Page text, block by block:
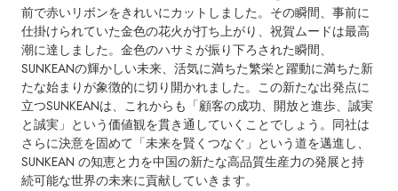
前で赤いリボンをきれいにカットしました。その瞬間、事前に
仕掛けられていた金色の花火が打ち上がり、祝賀ムードは最高
潮に達しました。金色のハサミが振り下ろされた瞬間、
SUNKEANの輝かしい未来、活気に満ちた繁栄と躍動に満ちた新
たな始まりが象徴的に切り開かれました。この新たな出発点に
立つSUNKEANは、これからも「顧客の成功、開放と進歩、誠実
と誠実」という価値観を貫き通していくことでしょう。同社は
さらに決意を固めて「未来を賢くつなぐ」という道を邁進し、
SUNKEAN の知恵と力を中国の新たな高品質生産力の発展と持
続可能な世界の未来に貢献していきます。